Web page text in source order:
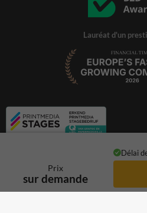
Délai
Prix
sur demande
Lauréat d'un
© 2026 TrafficSupply.